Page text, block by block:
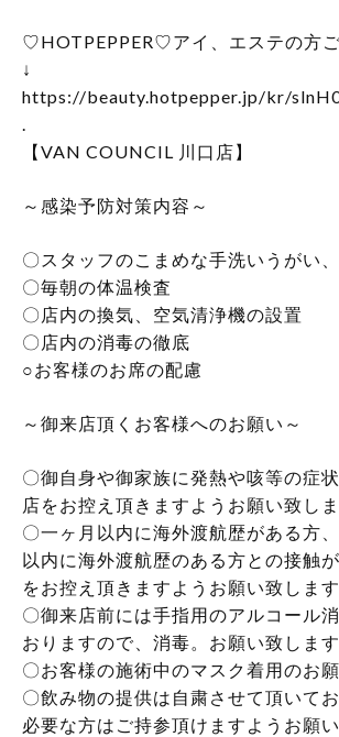
♡HOTPEPPER♡アイ、エステの方
↓
https://beauty.hotpepper.jp/kr/
.
【VAN COUNCIL 川口店】
～感染予防対策内容～
〇スタッフのこまめな手洗いうがい
〇毎朝の体温検査
〇店内の換気、空気清浄機の設置
〇店内の消毒の徹底
○お客様のお席の配慮
～御来店頂くお客様へのお願い～
〇御自身や御家族に発熱や咳等の症
店をお控え頂きますようお願い致しま
〇一ヶ月以内に海外渡航歴がある方
以内に海外渡航歴のある方との接触
をお控え頂きますようお願い致します
〇御来店前には手指用のアルコール
おりますので、消毒。お願い致します
〇お客様の施術中のマスク着用のお願
〇飲み物の提供は自粛させて頂いてお
必要な方はご持参頂けますようお願い